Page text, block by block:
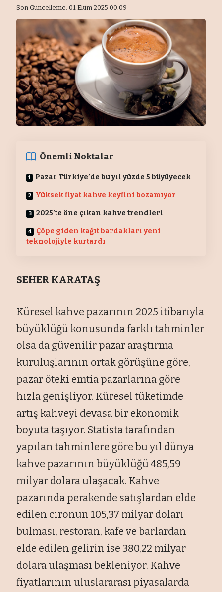
Son Güncelleme: 01 Ekim 2025 00:09
Önemli Noktalar
Pazar Türkiye’de bu yıl yüzde 5 büyüyecek
Yüksek fiyat kahve keyfini bozamıyor
2025’te öne çıkan kahve trendleri
Çöpe giden kağıt bardakları yeni
teknolojiyle kurtardı
SEHER KARATAŞ
Küresel kahve pazarının 2025 itibarıyla
büyüklüğü konusunda farklı tahminler
olsa da güvenilir pazar araştırma
kuruluşlarının ortak görüşüne göre,
pazar öteki emtia pazarlarına göre
hızla genişliyor. Küresel tüketimde
artış kahveyi devasa bir ekonomik
boyuta taşıyor. Statista tarafından
yapılan tahminlere göre bu yıl dünya
kahve pazarının büyüklüğü 485,59
milyar dolara ulaşacak. Kahve
pazarında perakende satışlardan elde
edilen cironun 105,37 milyar doları
bulması, restoran, kafe ve barlardan
elde edilen gelirin ise 380,22 milyar
dolara ulaşması bekleniyor. Kahve
fiyatlarının uluslararası piyasalarda